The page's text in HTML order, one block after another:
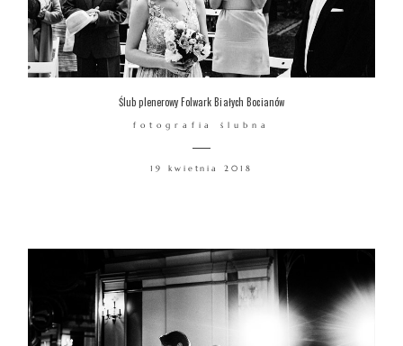
Ślub plenerowy Folwark Białych Bocianów
fotografia ślubna
19 kwietnia 2018
© COPYRIGHT ŁUKASZ OSTROWSKI